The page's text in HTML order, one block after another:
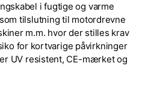
i fugtige og varme
tilslutning til motordrevne
m.m. hvor der stilles krav
for kortvarige påvirkninger
UV resistent, CE-mærket og